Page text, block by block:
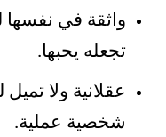
واثقة في
تجعله يحبها.
عقلانية ولا تميل
شخصية عملية.